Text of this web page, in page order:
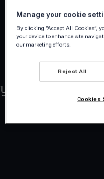
Manage your cookie
By clicking “Accept All Cookies”,
your device to enhance site
our marketing efforts.
Reject All
Cookies